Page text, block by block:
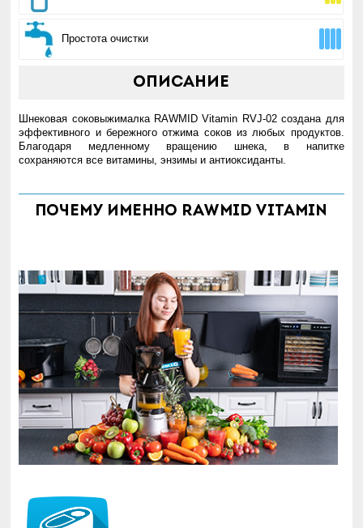
Простота очистки
Описание
Шнековая соковыжималка RAWMID Vitamin RVJ-02 создана для
эффективного и бережного отжима соков из любых продуктов.
Благодаря медленному вращению шнека, в напитке
сохраняются все витамины, энзимы и антиоксиданты.
Почему именно RAWMID Vitamin